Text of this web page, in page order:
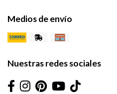
Medios de envío
Nuestras redes sociales